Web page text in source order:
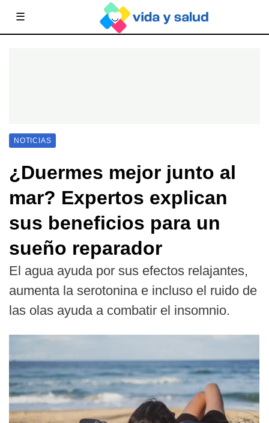
☰
NOTICIAS
¿Duermes mejor junto al
mar? Expertos explican
sus beneficios para un
sueño reparador
El agua ayuda por sus efectos relajantes,
aumenta la serotonina e incluso el ruido de
las olas ayuda a combatir el insomnio.